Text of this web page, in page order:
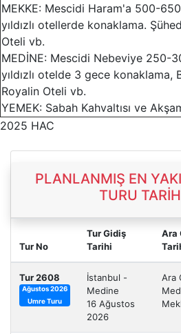
MEKKE: Mescidi Haram'a 500-
yıldızlı otellerde konaklama.
Oteli vb.
MEDİNE: Mescidi Nebeviye 250-
yıldızlı otelde 3 gece konaklama,
Royalin Oteli vb.
YEMEK: Sabah Kahvaltısı ve
2025 HAC
PLANLANMIŞ EN
TURU
Tur No
Tur Gidiş
Tarihi
Ara
Tur 2608
Ağustos 2026
Umre Turu
İstanbul -
Medine
16 Ağustos
2026
Ara